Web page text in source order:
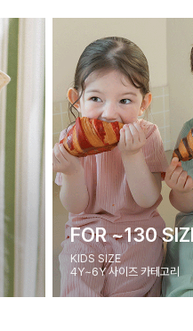
FOR ~130
KIDS SIZE
4Y~6Y 사이즈 카테고리